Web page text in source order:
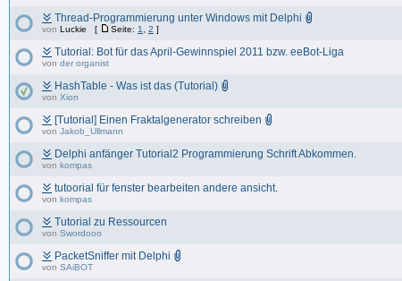
Thread-Programmierung unter Windows mit Delphi
von Luckie [ Seite: 1 2 ]
Tutorial: Bot für das April-Gewinnspiel 2011 bzw. eeBot-Liga
von der organist
HashTable - Was ist das (Tutorial)
von Xion
[Tutorial] Einen Fraktalgenerator schreiben
von Jakob_Ullmann
Delphi anfänger Tutorial2 Programmierung Schrift Abkommen.
von kompas
tutoorial für fenster bearbeiten andere ansicht.
von kompas
Tutorial zu Ressourcen
von Swordooo
PacketSniffer mit Delphi
von SAiBOT